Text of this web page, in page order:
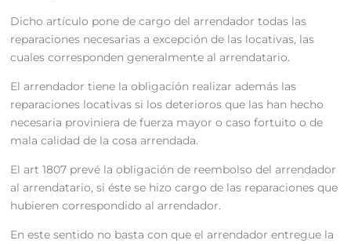
Dicho artículo pone de cargo del arrendador todas las
reparaciones necesarias a excepción de las locativas, las
cuales corresponden generalmente al arrendatario.
El arrendador tiene la obligación realizar además las
reparaciones locativas si los deterioros que las han hecho
necesaria proviniera de fuerza mayor o caso fortuito o de
mala calidad de la cosa arrendada.
El art 1807 prevé la obligación de reembolso del arrendador
al arrendatario, si éste se hizo cargo de las reparaciones que
hubieren correspondido al arrendador.
En este sentido no basta con que el arrendador entregue la